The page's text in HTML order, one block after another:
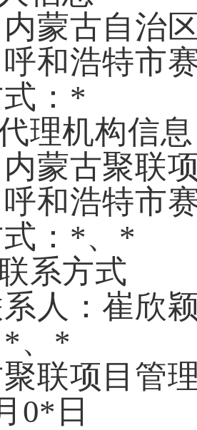
内蒙古自治
呼和浩特市
： *
理机构信息
内蒙古聚联
呼和浩特市
： *、*
系方式
人： 崔欣
*、*
联项目管
0*日